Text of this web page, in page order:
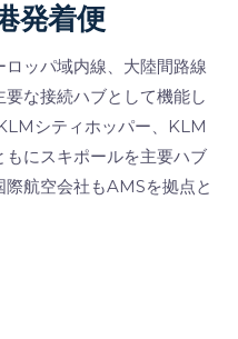
発着便
ッパ域内線、大陸間路線
な接続ハブとして機能し
シティホッパー、KLM
にスキポールを主要ハブ
航空会社もAMSを拠点と